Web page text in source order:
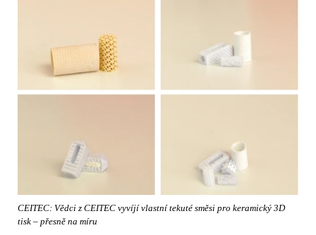
CEITEC: Vědci z CEITEC vyvíjí vlastní tekuté směsi pro keramický 3D
tisk – přesně na míru